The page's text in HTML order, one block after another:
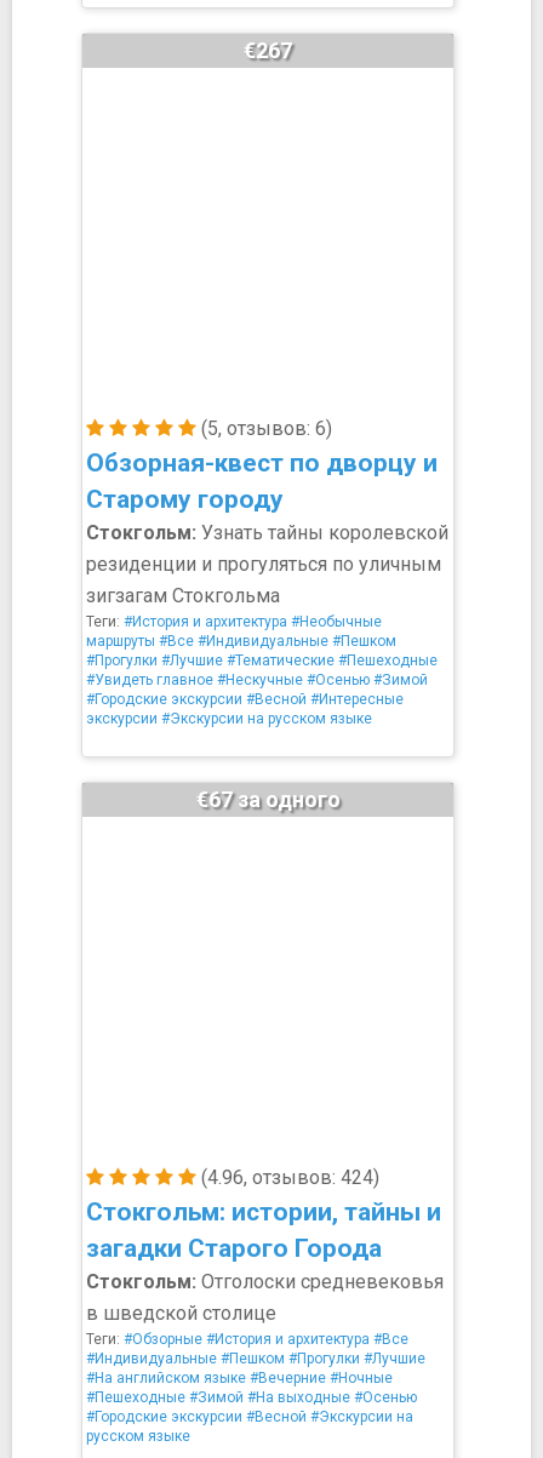
(5, отзывов: 6)
Обзорная-квест по дворцу и
Старому городу
€267
Стокгольм: Узнать тайны королевской
резиденции и прогуляться по уличным
зигзагам Стокгольма
Теги: #История и архитектура #Необычные
маршруты #Все #Индивидуальные #Пешком
#Прогулки #Лучшие #Тематические #Пешеходные
#Увидеть главное #Нескучные #Осенью #Зимой
#Городские экскурсии #Весной #Интересные
экскурсии #Экскурсии на русском языке
(4.96, отзывов: 424)
Стокгольм: истории, тайны и
загадки Старого Города
€67 за одного
Стокгольм: Отголоски средневековья
в шведской столице
Теги: #Обзорные #История и архитектура #Все
#Индивидуальные #Пешком #Прогулки #Лучшие
#На английском языке #Вечерние #Ночные
#Пешеходные #Зимой #На выходные #Осенью
#Городские экскурсии #Весной #Экскурсии на
русском языке